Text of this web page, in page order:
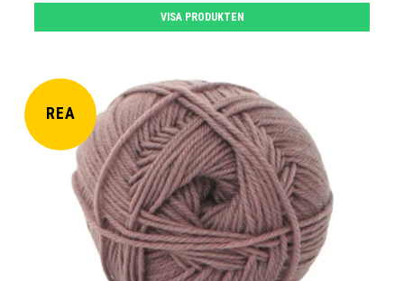
VISA PRODUKTEN
REA